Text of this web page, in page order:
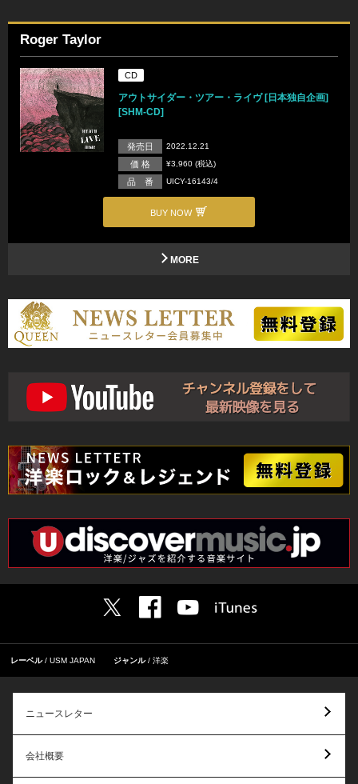
Roger Taylor
CD
アウトサイダー・ツアー・ライヴ [日本独自企画]
[SHM-CD]
発売日 2022.12.21
価 格 ¥3,960 (税込)
品 番 UICY-16143/4
BUY NOW
MORE
レーベル USM JAPAN ジャンル 洋楽
ニュースレター
会社概要